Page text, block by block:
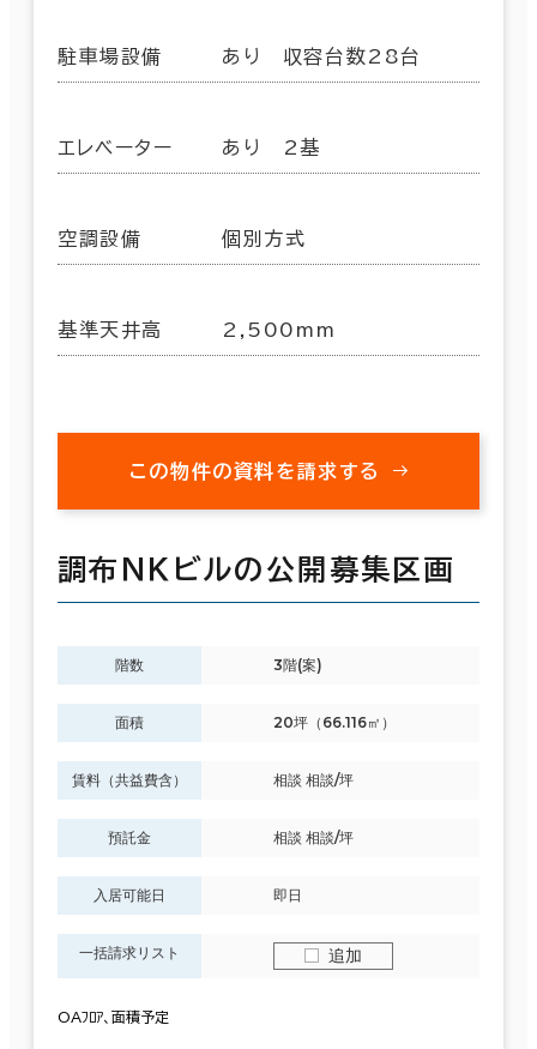
駐車場設備 あり 収容台数28台
エレベーター あり 2基
空調設備 個別方式
基準天井高 2,500mm
この物件の資料を請求する
調布ＮＫビルの公開募集区画
階数 3階(案)
面積 20坪（66.116㎡）
賃料（共益費含） 相談 相談/坪
預託金 相談 相談/坪
入居可能日 即日
一括請求リスト 追加
OAﾌﾛｱ、面積予定